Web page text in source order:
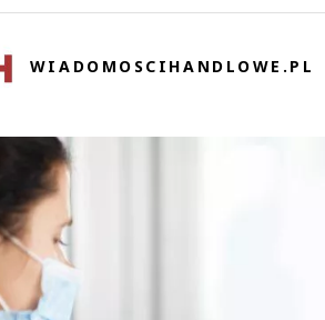
WIADOMOSCIHANDLOWE.PL